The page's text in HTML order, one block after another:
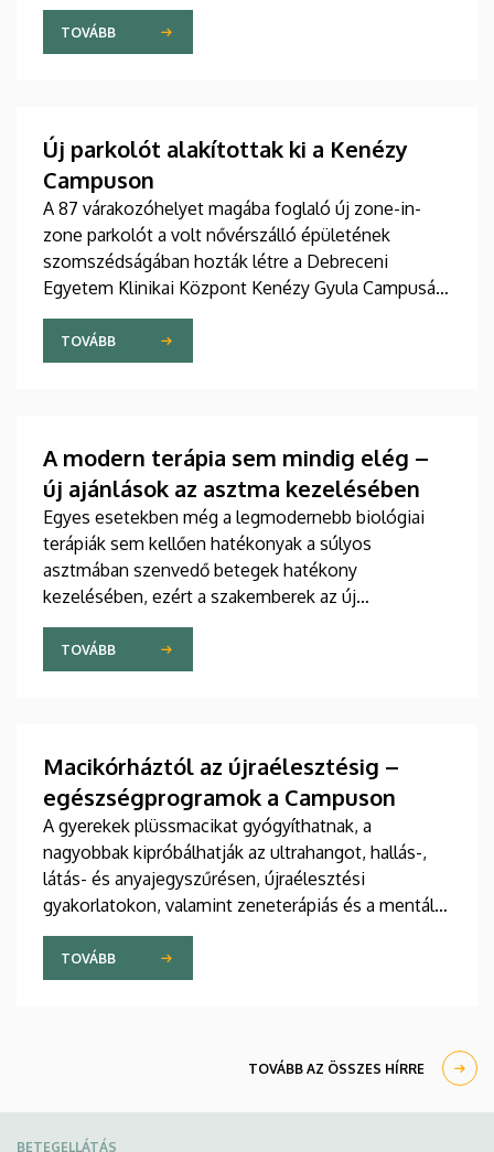
elnöke, valamint Szőllősi Anna ápolási és
szakdolgozói igazgató adta át pénteken
ünnepélyes keretek között az Elnöki Hivatalban.
TOVÁBB
Új parkolót alakítottak ki a Kenézy
Campuson
A 87 várakozóhelyet magába foglaló új zone-in-
zone parkolót a volt nővérszálló épületének
szomszédságában hozták létre a Debreceni
Egyetem Klinikai Központ Kenézy Gyula Campusán.
Az új területet várhatóan augusztusban nyitják meg
a járművek előtt.
TOVÁBB
A modern terápia sem mindig elég –
új ajánlások az asztma kezelésében
Egyes esetekben még a legmodernebb biológiai
terápiák sem kellően hatékonyak a súlyos
asztmában szenvedő betegek hatékony
kezelésében, ezért a szakemberek az új
gyógyszerek kifejlesztésére irányuló kutatások
felgyorsítását sürgetik. A témában a közelmúltban
jelent meg tanulmány a világ egyik legrangosabb
szerzője a Debreceni Egyetem egyetemi tanára.
TOVÁBB
Macikórháztól az újraélesztésig –
egészségprogramok a Campuson
A gyerekek plüssmacikat gyógyíthatnak, a
nagyobbak kipróbálhatják az ultrahangot, hallás-,
látás- és anyajegyszűrésen, újraélesztési
gyakorlatokon, valamint zeneterápiás és a mentális
egészséget támogató prevenciós foglalkozásokon
is részt vehetnek a július 22-én kezdődő Campus
Fesztiválon. A Debreceni Egyetem Klinikai
Egyetem téren felállított faházaknál, illetve a
Központban.
TOVÁBB
TOVÁBB AZ ÖSSZES HÍRRE
BETEGELLÁTÁS